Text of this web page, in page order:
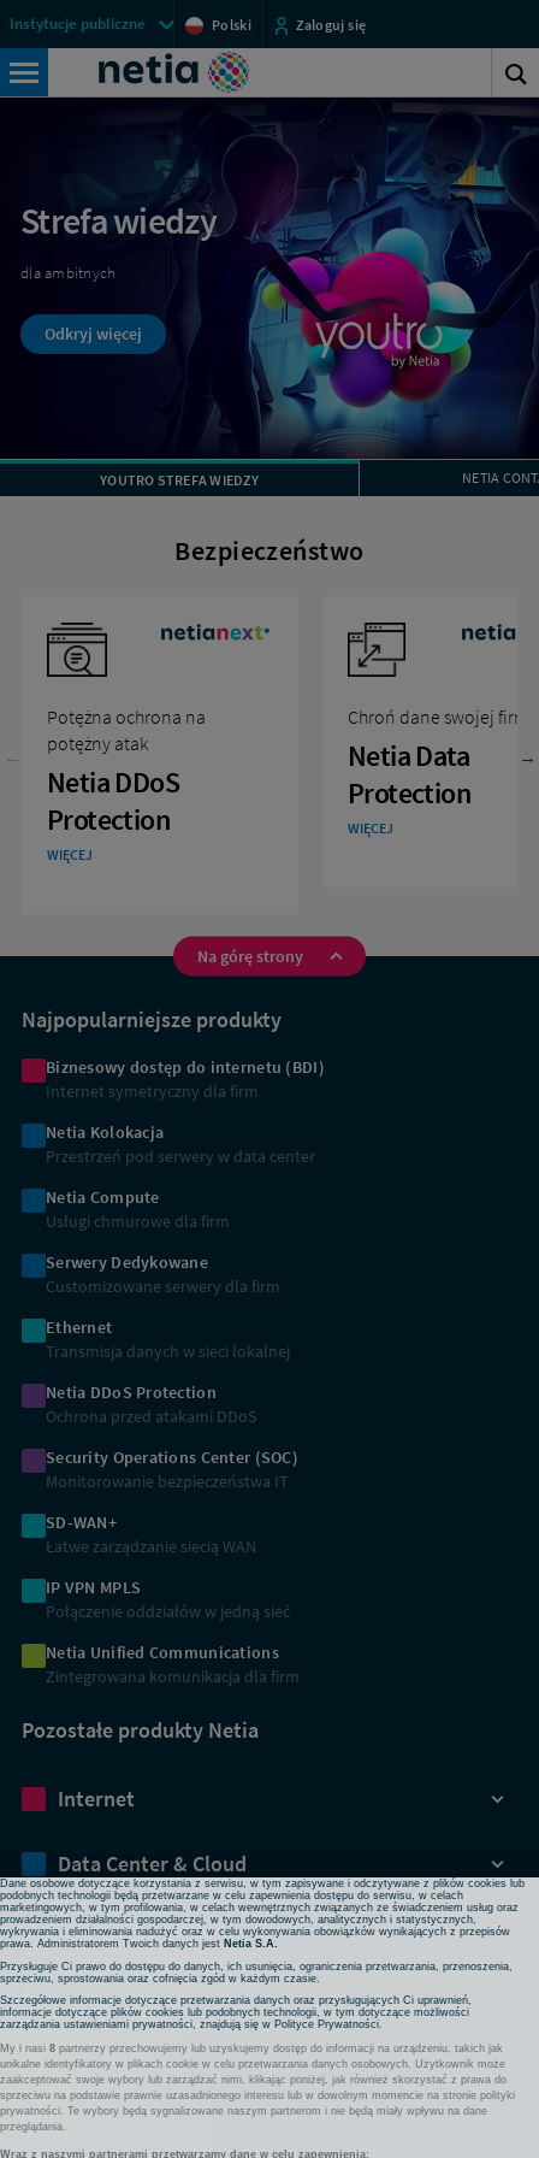
usługi
dla
instytucji
przestrzeni
klienckich
Instytucje publiczne Polski Zaloguj się
Netia
Wyszukiwarka
Strefa wiedzy
dla ambitnych
Odkryj więcej
YOUTRO STREFA WIEDZY NETIA
Bezpieczeństwo
Potężna ochrona na
potężny atak
Netia DDoS
Protection
WIĘCEJ
Chroń dane swojej firmy
Netia Data
Protection
WIĘCEJ
Na górę strony
Najpopularniejsze produkty
Biznesowy dostęp do internetu (BDI)
Internet symetryczny dla firm
Netia Kolokacja
Przestrzeń pod serwery w data center
Netia Compute
Usługi chmurowe dla firm
Serwery Dedykowane
Customizowane serwery dla firm
Ethernet
Transmisja danych w sieci lokalnej
Netia DDoS Protection
Ochrona przed atakami DDoS
Security Operations Center (SOC)
Monitorowanie bezpieczeństwa IT
SD-WAN+
Łatwe zarządzanie siecią WAN
IP VPN MPLS
Połączenie oddziałów w jedną sieć
Netia Unified Communications
Zintegrowana komunikacja dla firm
Pozostałe produkty Netia
Internet
Data Center & Cloud
Bezpieczeństwo
Rozwiązania sieciowe
Komunikacja
Pozostałe usługi
My i nasi 8 partnerzy przechowujemy lub uzyskujemy dostęp do informacji na urządzeniu, takich jak
unikalne identyfikatory w plikach cookie w celu przetwarzania danych osobowych. Użytkownik może
zaakceptować swoje wybory lub zarządzać nimi, klikając poniżej, jak również skorzystać z prawa do
sprzeciwu na podstawie prawnie uzasadnionego interesu lub w dowolnym momencie na stronie polityki
prywatności. Te wybory będą sygnalizowane naszym partnerom i nie będą miały wpływu na dane
przeglądania.
Używamy plików cookies lub podobnych technologii w celu zapewnienia Ci dostępu do serwisu,
usprawniania jego działania, profilowania i wyświetlania treści dopasowanych do Twoich potrzeb. W
może spowodować brak dostępu do niektórych funkcji serwisu.
Dane osobowe dotyczące korzystania z serwisu, w tym zapisywane i odczytywane z plików cookies lub
podobnych technologii będą przetwarzane w celu zapewnienia dostępu do serwisu, w celach
marketingowych, w tym profilowania, w celach wewnętrznych związanych ze świadczeniem usług oraz
prowadzeniem działalności gospodarczej, w tym dowodowych, analitycznych i statystycznych,
wykrywania i eliminowania nadużyć oraz w celu wykonywania obowiązków wynikających z przepisów
prawa. Administratorem Twoich danych jest Netia S.A.
Przysługuje Ci prawo do dostępu do danych, ich usunięcia, ograniczenia przetwarzania, przenoszenia,
sprzeciwu, sprostowania oraz cofnięcia zgód w każdym czasie.
Szczegółowe informacje dotyczące przetwarzania danych oraz przysługujących Ci uprawnień,
informacje dotyczące plików cookies lub podobnych technologii, w tym dotyczące możliwości
zarządzania ustawieniami prywatności, znajdują się w Polityce Prywatności.
Wraz z naszymi partnerami przetwarzamy dane w celu zapewnienia: